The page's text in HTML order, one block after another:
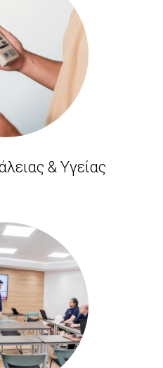
& Υγείας